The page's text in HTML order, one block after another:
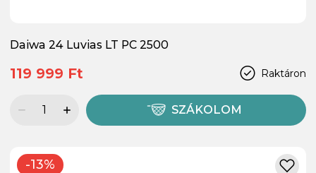
Daiwa 24 Luvias LT PC 2500
Raktáron
119 999 Ft
SZÁKOLOM
-13%